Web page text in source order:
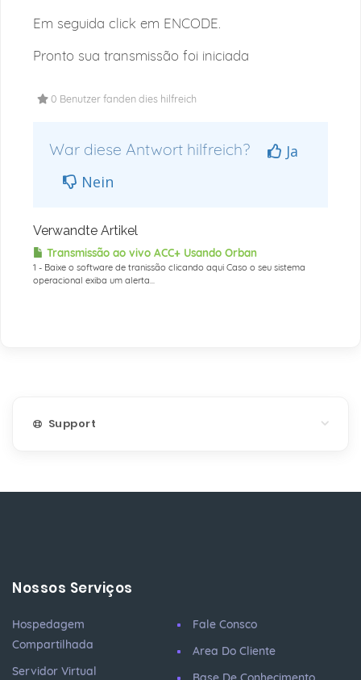
Em seguida click em ENCODE.
Pronto sua transmissão foi iniciada
0 Benutzer fanden dies hilfreich
War diese Antwort hilfreich?
Ja
Nein
Verwandte Artikel
Transmissão ao vivo ACC+ Usando Orban
1 - Baixe o software de tranissão clicando aqui Caso o seu sistema
operacional exiba um alerta...
Support
Nossos Serviços
Hospedagem
Compartilhada
Servidor Virtual
Fale Consco
Area Do Cliente